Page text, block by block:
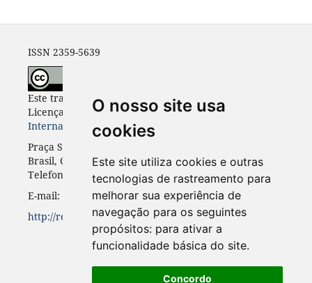
O nosso site usa
cookies
Este site utiliza cookies e outras
tecnologias de rastreamento para
melhorar sua experiência de
navegação para os seguintes
propósitos: para ativar a
funcionalidade básica do site.
Concordo
ISSN 2359-5639
Este trabalho está licenciado com uma
Licença
Creative Commons - Atribuição 4.0
Internacional
.
Praça Santos Andrade, n. 50, 3º andar, Curitiba-PR,
Brasil, CEP 80.020-300
Telefone: +55 41 3352-0716
E-mail: rinc.ufpr@gmail.com
http://revistas.ufpr.br/rinc